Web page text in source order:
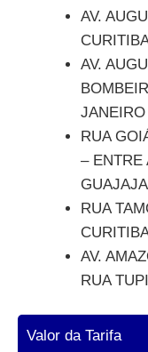
AV.
AV.
RUA
– ENTRE
RUA
AV.
RUA
Valor da Tarifa